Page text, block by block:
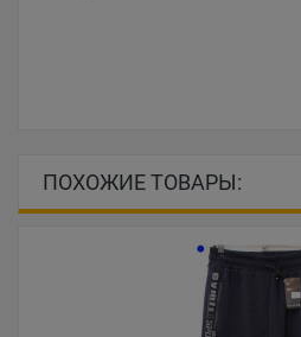
ПОХОЖИЕ ТОВАРЫ: